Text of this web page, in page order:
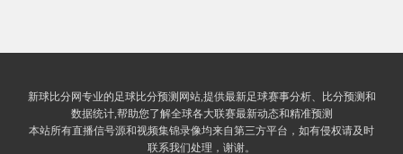
新球比分网专业的足球比分预测网站,提供最新足球赛事分析、比分预测和
数据统计,帮助您了解全球各大联赛最新动态和精准预测
本站所有直播信号源和视频集锦录像均来自第三方平台，如有侵权请及时
联系我们处理，谢谢。